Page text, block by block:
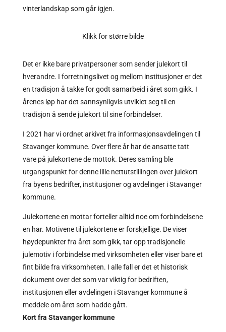
vinterlandskap som går igjen.
Klikk for større bilde
Det er ikke bare privatpersoner som sender julekort til
hverandre. I forretningslivet og mellom institusjoner er det
en tradisjon å takke for godt samarbeid i året som gikk. I
årenes løp har det sannsynligvis utviklet seg til en
tradisjon å sende julekort til sine forbindelser.
I 2021 har vi ordnet arkivet fra informasjonsavdelingen til
Stavanger kommune. Over flere år har de ansatte tatt
vare på julekortene de mottok. Deres samling ble
utgangspunkt for denne lille nettutstillingen over julekort
fra byens bedrifter, institusjoner og avdelinger i Stavanger
kommune.
Julekortene en mottar forteller alltid noe om forbindelsene
en har. Motivene til julekortene er forskjellige. De viser
høydepunkter fra året som gikk, tar opp tradisjonelle
julemotiv i forbindelse med virksomheten eller viser bare et
fint bilde fra virksomheten. I alle fall er det et historisk
dokument over det som var viktig for bedriften,
institusjonen eller avdelingen i Stavanger kommune å
meddele om året som hadde gått.
Kort fra Stavanger kommune